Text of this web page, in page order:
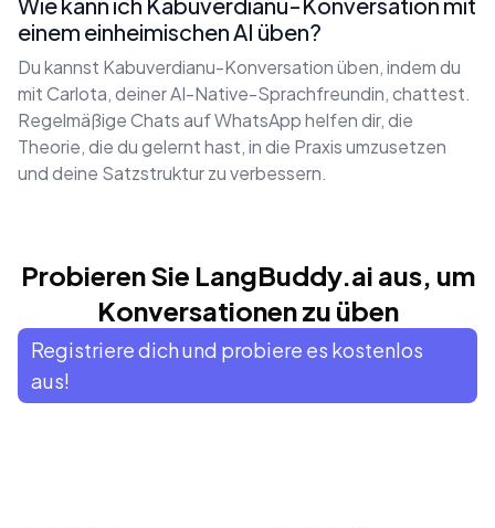
einem einheimischen AI üben?
Du kannst Kabuverdianu-Konversation üben, indem du
mit Carlota, deiner AI-Native-Sprachfreundin, chattest.
Regelmäßige Chats auf WhatsApp helfen dir, die
Theorie, die du gelernt hast, in die Praxis umzusetzen
und deine Satzstruktur zu verbessern.
Probieren Sie LangBuddy.ai aus, um
Konversationen zu üben
Registriere dich und probiere es kostenlos
aus!